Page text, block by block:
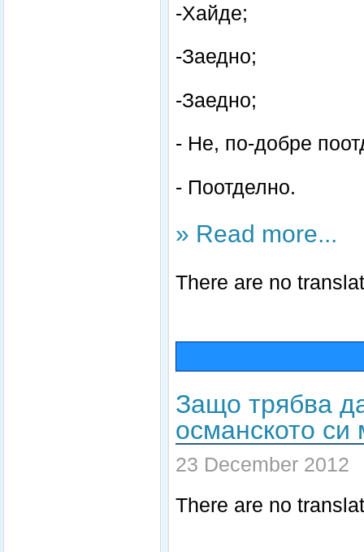
-Хайде;
-Заедно;
-Заедно;
- Не, по-добре
- Поотделно.
» Read more...
There are no
Защо трябва
османското
23 December 2012
There are no